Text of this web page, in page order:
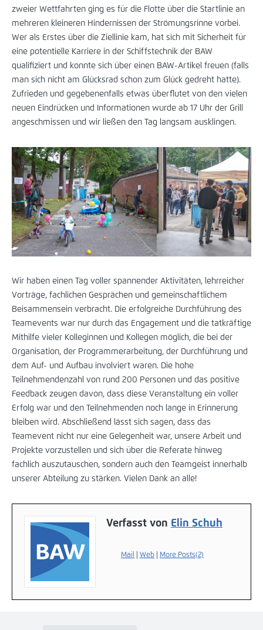
zweier Wettfahrten ging es für die Flotte über die Startlinie an
mehreren kleineren Hindernissen der Strömungsrinne vorbei.
Wer als Erstes über die Ziellinie kam, hat sich mit Sicherheit für
eine potentielle Karriere in der Schiffstechnik der BAW
qualifiziert und konnte sich über einen BAW-Artikel freuen (falls
man sich nicht am Glücksrad schon zum Glück gedreht hatte).
Zufrieden und gegebenenfalls etwas überflutet von den vielen
neuen Eindrücken und Informationen wurde ab 17 Uhr der Grill
angeschmissen und wir ließen den Tag langsam ausklingen.
Wir haben einen Tag voller spannender Aktivitäten, lehrreicher
Vorträge, fachlichen Gesprächen und gemeinschaftlichem
Beisammensein verbracht. Die erfolgreiche Durchführung des
Teamevents war nur durch das Engagement und die tatkräftige
Mithilfe vieler Kolleginnen und Kollegen möglich, die bei der
Organisation, der Programmerarbeitung, der Durchführung und
dem Auf- und Aufbau involviert waren. Die hohe
Teilnehmendenzahl von rund 200 Personen und das positive
Feedback zeugen davon, dass diese Veranstaltung ein voller
Erfolg war und den Teilnehmenden noch lange in Erinnerung
bleiben wird. Abschließend lässt sich sagen, dass das
Teamevent nicht nur eine Gelegenheit war, unsere Arbeit und
Projekte vorzustellen und sich über die Referate hinweg
fachlich auszutauschen, sondern auch den Teamgeist innerhalb
unserer Abteilung zu stärken. Vielen Dank an alle!
Verfasst von Elin Schuh
Mail Web More Posts(2)